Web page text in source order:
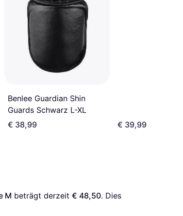
Benlee Guardian Shin
Guards Schwarz L-XL
€ 38,99
€ 39,99
M beträgt derzeit € 48,50. Dies